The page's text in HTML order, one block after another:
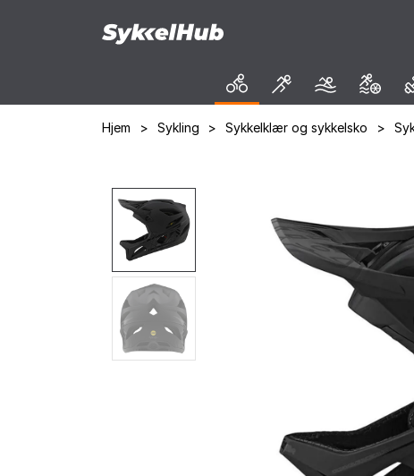
Hjem > Sykling > Sykkelklær og sykkelsko >